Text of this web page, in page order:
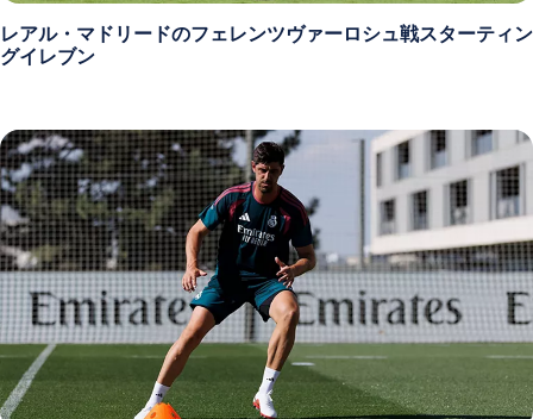
レアル・マドリードのフェレンツヴァーロシュ戦スターティン
グイレブン